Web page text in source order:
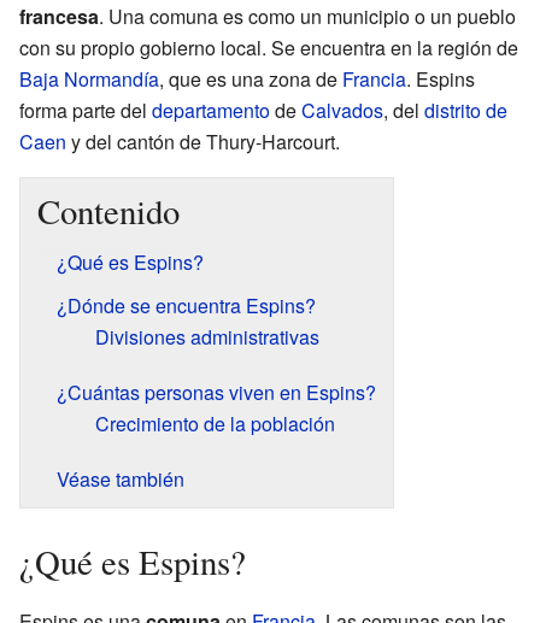
francesa. Una comuna es como un municipio o un pueblo
con su propio gobierno local. Se encuentra en la región de
Baja Normandía, que es una zona de Francia. Espins
forma parte del departamentodeCalvados, del distrito de
Caen y del cantón de Thury-Harcourt.
Contenido
¿Qué es Espins?
¿Dónde se encuentra Espins?
Divisiones administrativas
¿Cuántas personas viven en Espins?
Crecimiento de la población
Véase también
¿Qué es Espins?